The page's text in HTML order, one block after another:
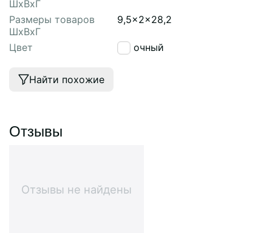
ШхВхГ
Размеры товаров
ШхВхГ
9,5x2x28,2
Цвет песочный
Найти похожие
Отзывы
Отзывы не найдены